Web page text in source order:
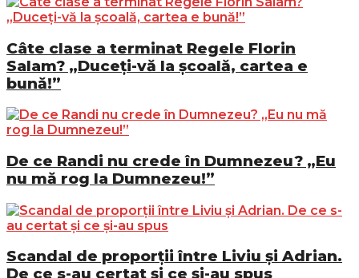
Câte clase a terminat Regele Florin
Salam? „Duceți-vă la școală, cartea e
bună!”
De ce Randi nu crede în Dumnezeu? „Eu
nu mă rog la Dumnezeu!”
Scandal de proporții între Liviu și Adrian.
De ce s-au certat și ce și-au spus